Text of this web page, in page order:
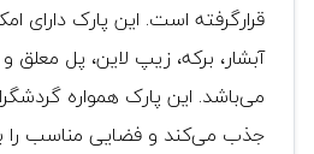
قرارگرفته است. این پارک دارای
آبشار، برکه، زیپ لاین، پل معلق
می‌باشد. این پارک همواره
جذب می‌کند و فضایی مناسب را